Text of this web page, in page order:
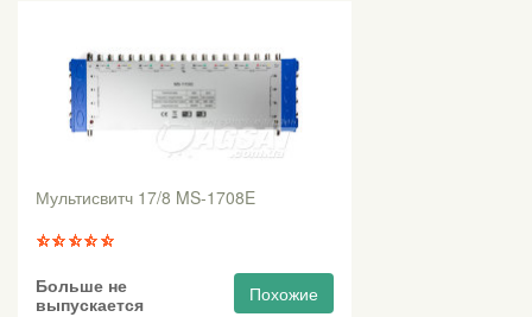
Мультисвитч 17/8 MS-1708E
Больше не
выпускается
Похожие